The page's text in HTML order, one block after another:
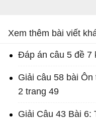
Xem thêm bài viết
Đáp án câu 5 đề 7
Giải câu 58 bài
2 trang 49
Giải Câu 43 Bài